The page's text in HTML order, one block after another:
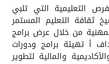
التعليمية التي تلبي
ثقافة التعليم المستمر
من خلال عرض برامج
أ تهيئة برامج ودورات
والمالية لتطوير